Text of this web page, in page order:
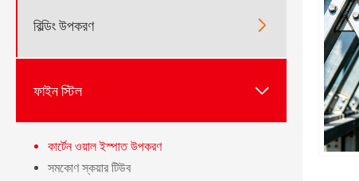
বিল্ডিং উপকরণ 
ফাইন স্টিল 
কার্টেন ওয়াল ইস্পাত উপকরণ
সমকোণ স্কয়ার টিউব